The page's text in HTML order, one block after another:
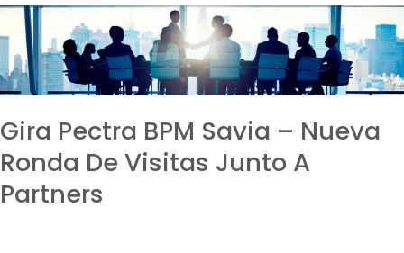
Gira Pectra BPM Savia – Nueva
Ronda De Visitas Junto A
Partners
Pectra
BPM
Savia
Nueva
ronda
de